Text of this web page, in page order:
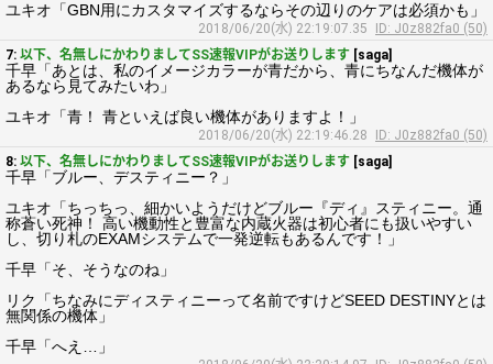
ユキオ「GBN用にカスタマイズするならその辺りのケアは必須かも」
2018/06/20(水) 22:19:07.35
ID: J0z882fa0 (50)
7: 以下、名無しにかわりましてSS速報VIPがお送りします [saga]
千早「あとは、私のイメージカラーが青だから、青にちなんだ機体が
あるなら見てみたいわ」
ユキオ「青！ 青といえば良い機体がありますよ！」
2018/06/20(水) 22:19:46.28
ID: J0z882fa0 (50)
8: 以下、名無しにかわりましてSS速報VIPがお送りします [saga]
千早「ブルー、デスティニー？」
ユキオ「ちっちっ、細かいようだけどブルー『ディ』スティニー。通
称蒼い死神！ 高い機動性と豊富な内蔵火器は初心者にも扱いやすい
し、切り札のEXAMシステムで一発逆転もあるんです！」
千早「そ、そうなのね」
リク「ちなみにディスティニーって名前ですけどSEED DESTINYとは
無関係の機体」
千早「へえ…」